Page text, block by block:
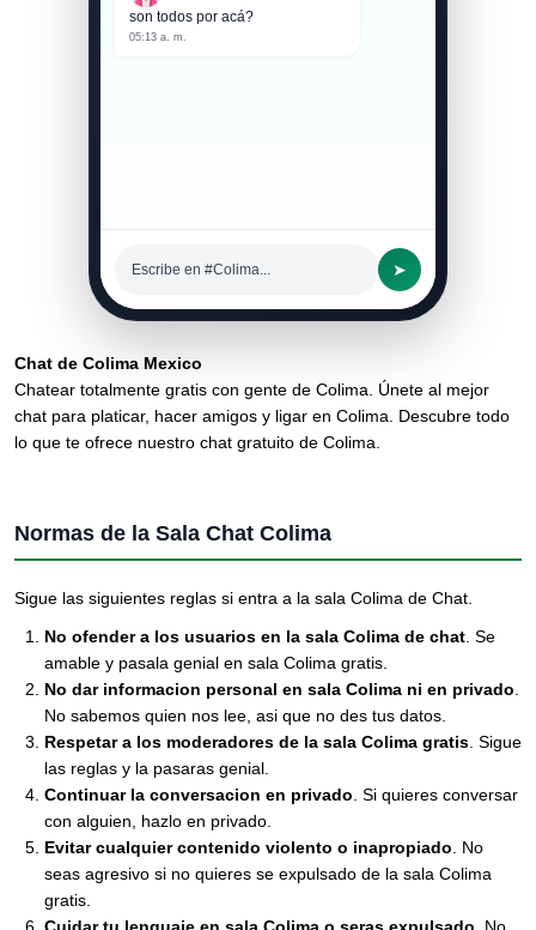
son todos por acá?
05:13 a. m.
Escribe en #Colima... ➤
Chat de Colima Mexico
Chatear totalmente gratis con gente de Colima. Únete al mejor
chat para platicar, hacer amigos y ligar en Colima. Descubre todo
lo que te ofrece nuestro chat gratuito de Colima.
Normas de la Sala Chat Colima
Sigue las siguientes reglas si entra a la sala Colima de Chat.
No ofender a los usuarios en la sala Colima de chat . Se
amable y pasala genial en sala Colima gratis.
No dar informacion personal en sala Colima ni en privado
No sabemos quien nos lee, asi que no des tus datos.
Respetar a los moderadores de la sala Colima gratis . Sigue
las reglas y la pasaras genial.
Continuar la conversacion en privado . Si quieres conversar
con alguien, hazlo en privado.
Evitar cualquier contenido violento o inapropiado . No
seas agresivo si no quieres se expulsado de la sala Colima
gratis.